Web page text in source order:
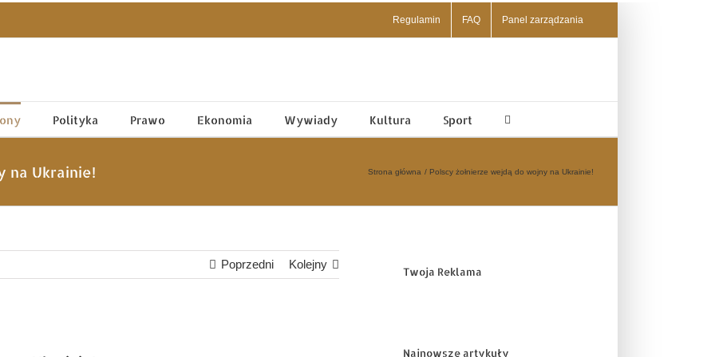
Regulamin FAQ Panel zarządzania
Polityka Prawo Ekonomia Wywiady Kultura Sport
na Ukrainie! Strona główna Polscy żołnierze wejdą do wojny na Ukrainie!
Poprzedni Kolejny
Twoja Reklama
Najnowsze artykuły